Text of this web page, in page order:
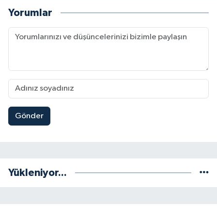
Yorumlar
Gönder
Yükleniyor...